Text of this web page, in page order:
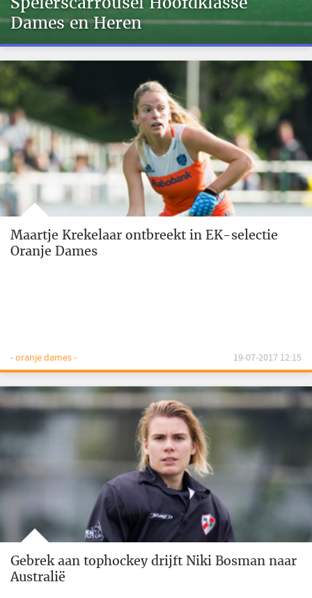
Dames en Heren
Maartje Krekelaar ontbreekt in EK-selectie
Oranje Dames
- oranje dames - 19-07-2017 12:15
Gebrek aan tophockey drijft Niki Bosman naar
Australië